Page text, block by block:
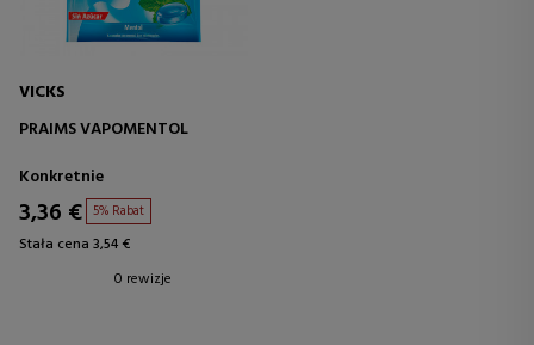
VICKS
PRAIMS VAPOMENTOL
Konkretnie
3,36 € 5% Rabat
Stała cena 3,54 €
0 rewizje